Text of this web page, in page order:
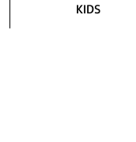
KIDS